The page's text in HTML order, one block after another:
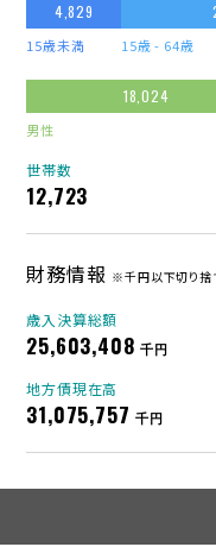
4,829
15歳未満 15歳 - 64歳
18,024
男性
世帯数
12,723
財務情報 ※千円以下切り捨
歳入決算総額
25,603,408 千円
地方債現在高
31,075,757 千円